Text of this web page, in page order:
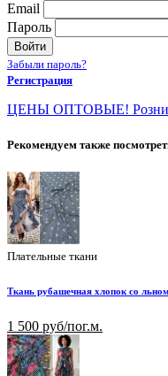
Email
Пароль
Войти
Забыли пароль?
Регистрация
ЦЕНЫ ОПТОВЫЕ!
Рекомендуем также
Плательные ткани
Ткань рубашечная хлопок со
1 500 руб/пог.м.